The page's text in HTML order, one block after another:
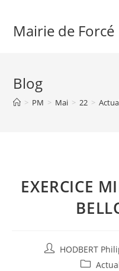
contentMairie de Forcé
Blog
> PM > Mai > 22 >
EXERCICE
Auteur/autrice
HODBERT
Post